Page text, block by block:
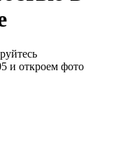
и откроем фото